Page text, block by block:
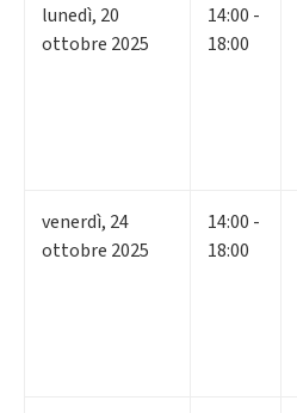
lunedì, 20
ottobre 2025
14:00 -
18:00
venerdì, 24
ottobre 2025
14:00 -
18:00